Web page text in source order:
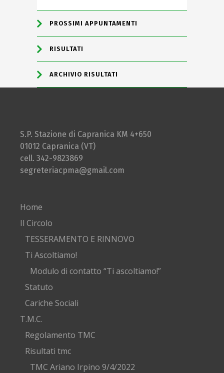
PROSSIMI APPUNTAMENTI
RISULTATI
ARCHIVIO RISULTATI
S.P. Stazione di Capranica KM 4+650
01012 Capranica (VT)
cell. 342-9823869
segreteriacpma@gmail.com
Home
Il Circolo
TESSERAMENTO E RINNOVO
Ti Ascoltiamo!
Modulo di contatto “Ti ascoltiamo!”
Statuto
Cariche Sociali
T.M.C.
Regolamento TMC
Risultati tmc
TMC Ariano Irpino 9/4/2022